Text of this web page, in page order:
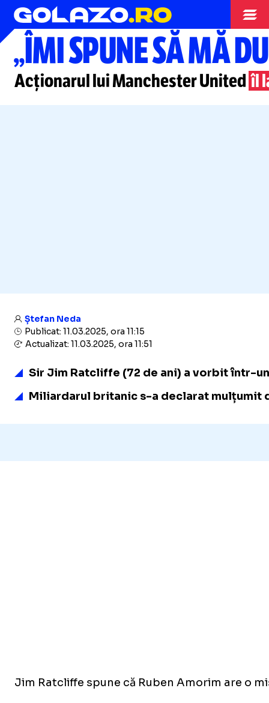
Campionate
„ÎMI SPUNE SĂ MĂ
Acționarul lui Manchester United îl
Ștefan Neda
Publicat: 11.03.2025, ora 11:15
Actualizat: 11.03.2025, ora 11:51
Sir Jim Ratcliffe (72 de ani) a vorbit într-
Miliardarul britanic s-a declarat mulțumit
Jim Ratcliffe spune că Ruben Amorim are o